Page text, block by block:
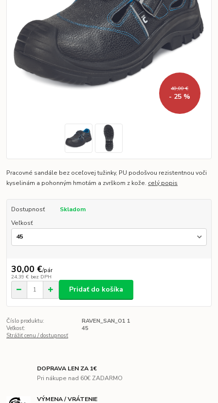
40,00 €
- 25 %
Pracovné sandále bez oceľovej tužinky, PU podošvou rezistentnou voči
kyselinám a pohonným hmotám a zvrškom z kože. celý popis
Dostupnosť
Skladom
Veľkosť
30,00 €/pár
24,39 € bez DPH
Pridať do košíka
Číslo produktu:
RAVEN_SAN_O1 1
Veľkosť:
45
Strážiť cenu / dostupnosť
DOPRAVA LEN ZA 1€
Pri nákupe nad 60€ ZADARMO
VÝMENA / VRÁTENIE